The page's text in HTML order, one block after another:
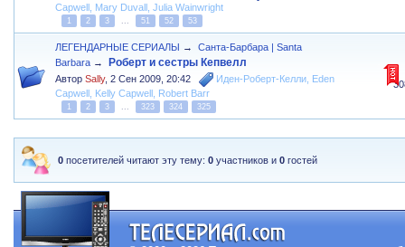
Capwell
Mary Duvall ,Julia Wainwright
1 2 3 ... 51 52 53
ЛЕГЕНДАРНЫЕ СЕРИАЛЫ →
Санта-Барбара | Santa
Barbara → Роберт и сестры Кепвелл
АвторSally,2 Сен 2009, 20:42 Иден-Роберт-Келли
Eden
Capwell
Kelly Capwell Robert Barr
1 2 3 ... 323 324 325
0 посетителей читают эту тему:0 участников и0 гостей